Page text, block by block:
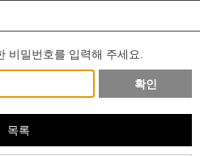
비밀번호를 입력해 주세요.
확인
목록